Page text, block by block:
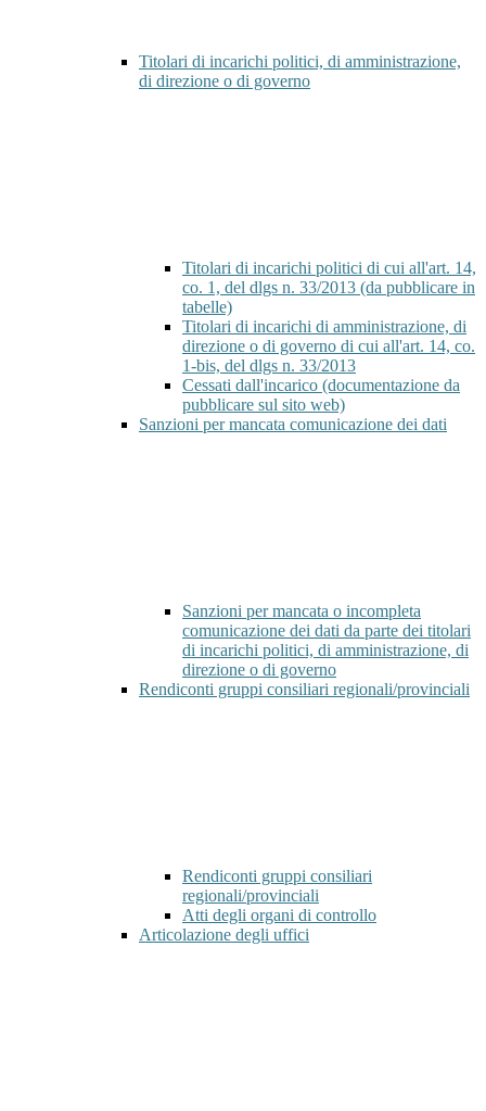
Titolari di incarichi politici, di amministrazione,
di direzione o di governo
Titolari di incarichi politici di cui all'art. 14,
co. 1, del dlgs n. 33/2013 (da pubblicare in
tabelle)
Titolari di incarichi di amministrazione, di
direzione o di governo di cui all'art. 14, co.
1-bis, del dlgs n. 33/2013
Cessati dall'incarico (documentazione da
pubblicare sul sito web)
Sanzioni per mancata comunicazione dei dati
Sanzioni per mancata o incompleta
comunicazione dei dati da parte dei titolari
di incarichi politici, di amministrazione, di
direzione o di governo
Rendiconti gruppi consiliari regionali/provinciali
Rendiconti gruppi consiliari
regionali/provinciali
Atti degli organi di controllo
Articolazione degli uffici